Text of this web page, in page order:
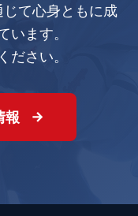
て心身ともに成
ます。
ださい。
報